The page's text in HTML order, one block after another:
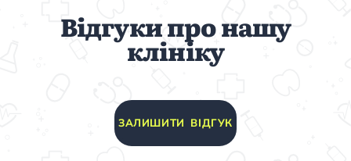
Відгуки про нашу
клініку
ЗАЛИШИТИ ВІДГУК